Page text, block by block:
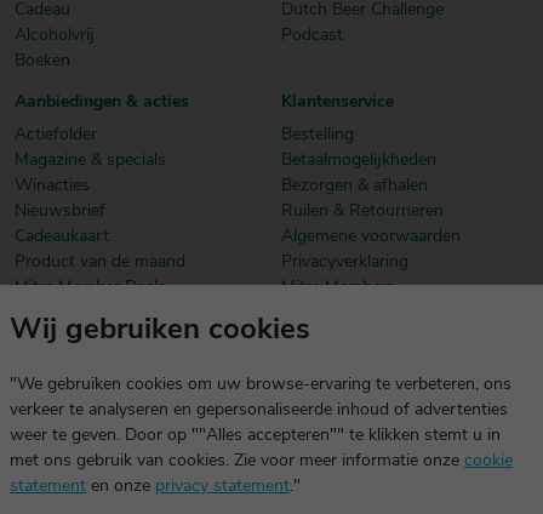
Cadeau
Alcoholvrij
Boeken
Dutch Beer Challenge
Podcast
Aanbiedingen & acties
Actiefolder
Magazine & specials
Winacties
Nieuwsbrief
Cadeaukaart
Product van de maand
Mitra Member Deals
Klantenservice
Bestelling
Betaalmogelijkheden
Bezorgen & afhalen
Ruilen & Retourneren
Algemene voorwaarden
Privacyverklaring
Mitra Members
Download onze app
dezelfde gegevens die je voor mitra.nl gebruikt.
Wij gebruiken cookies
"We gebruiken cookies om uw browse-ervaring te verbeteren, ons
verkeer te analyseren en gepersonaliseerde inhoud of advertenties
weer te geven. Door op ""Alles accepteren"" te klikken stemt u in
met ons gebruik van cookies. Zie voor meer informatie onze cookie
statement en onze privacy statement."